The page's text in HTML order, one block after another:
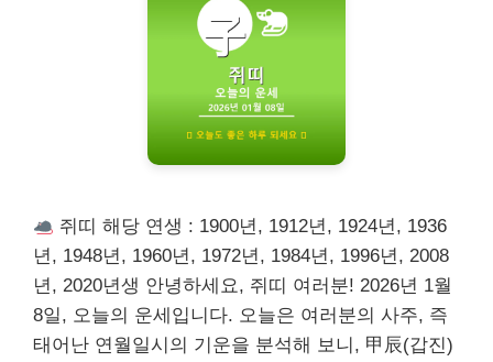
쥐띠 해당 연생 : 1900년, 1912년, 1924년, 1936
년, 1948년, 1960년, 1972년, 1984년, 1996년, 2008
년, 2020년생 안녕하세요, 쥐띠 여러분! 2026년 1월
8일, 오늘의 운세입니다. 오늘은 여러분의 사주, 즉
태어난 연월일시의 기운을 분석해 보니, 甲辰(갑진)